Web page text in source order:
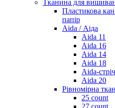
Тканина для
Пластикова
папір
Aida / Аіда
Aida 11
Aida 16
Aida 14
Aida 18
Aida-
Aida 20
Рівномірна
25 count
27 count